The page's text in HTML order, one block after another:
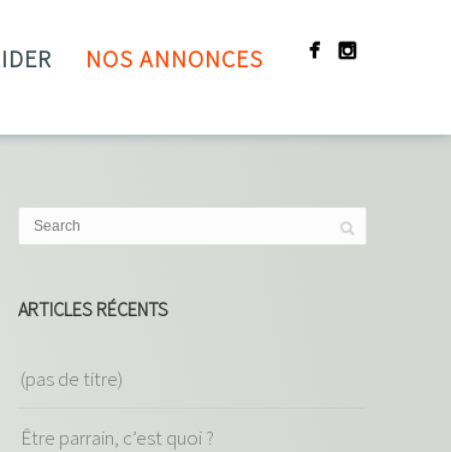
NOS ANNONCES
ARTICLES RÉCENTS
(pas de titre)
Être parrain, c’est quoi ?